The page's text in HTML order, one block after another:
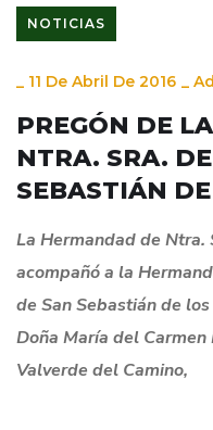
NOTICIAS
11 De Abril De 2016
PREGÓN DE
NTRA. SRA.
SEBASTIÁN
La Hermandad de Ntra.
acompañó a la
de San Sebastián de
Doña María del
Valverde del Camino,